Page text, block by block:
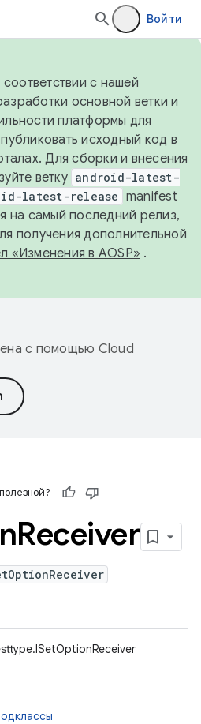
Войти
с нашей
основной ветки и
платформы для
исходный код в
Для сборки и внесения
ветку android-latest-
latest-release manifest
на самый последний релиз,
получения дополнительной
«Изменения в AOSP» .
с помощью Cloud
Receiver